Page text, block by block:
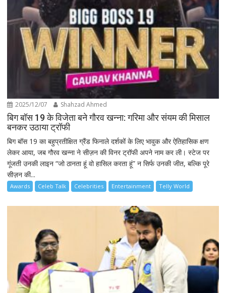
2025/12/07 Shahzad Ahmed
बिग बॉस 19 के विजेता बने गौरव खन्ना: गरिमा और संयम की मिसाल
बनकर उठाया ट्रॉफी
बिग बॉस 19 का बहुप्रतीक्षित ग्रैंड फिनाले दर्शकों के लिए भावुक और ऐतिहासिक क्षण
लेकर आया, जब गौरव खन्ना ने सीज़न की विनर ट्रॉफी अपने नाम कर ली। स्टेज पर
गूंजती उनकी लाइन “जो ठानता हूं वो हासिल करता हूं” न सिर्फ उनकी जीत, बल्कि पूरे
सीज़न की...
Awards Celeb Talk Celebrities Entertainment Telly World